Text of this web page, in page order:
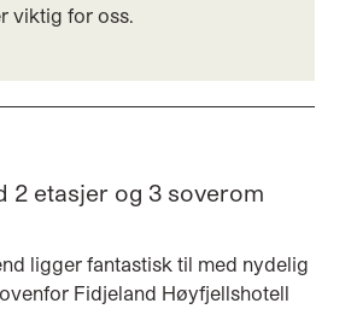
viktig for oss.
ligger fantastisk til med nydelig
Fidjeland Høyfjellshotell